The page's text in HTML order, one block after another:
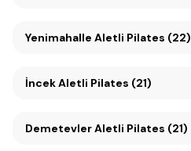
Yenimahalle Aletli Pilates (22)
İncek Aletli Pilates (21)
Demetevler Aletli Pilates (21)